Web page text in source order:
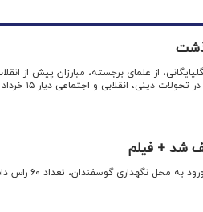
از علمای برجسته، مبارزان پیش از
ورامین، که بیش از چهار
گوسفندان، تعداد ۶۰ راس دام را تلف کرد.